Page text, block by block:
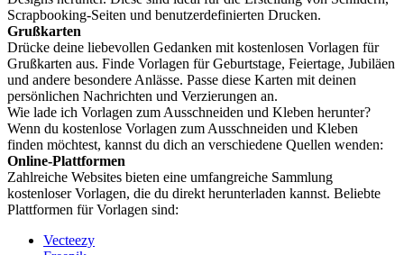
Scrapbooking-Seiten und benutzerdefinierten Drucken.
Grußkarten
Drücke deine liebevollen Gedanken mit kostenlosen Vorlagen für
Grußkarten aus. Finde Vorlagen für Geburtstage, Feiertage, Jubiläen
und andere besondere Anlässe. Passe diese Karten mit deinen
persönlichen Nachrichten und Verzierungen an.
Wie lade ich Vorlagen zum Ausschneiden und Kleben herunter?
Wenn du kostenlose Vorlagen zum Ausschneiden und Kleben
finden möchtest, kannst du dich an verschiedene Quellen wenden:
Online-Plattformen
Zahlreiche Websites bieten eine umfangreiche Sammlung
kostenloser Vorlagen, die du direkt herunterladen kannst. Beliebte
Plattformen für Vorlagen sind:
Vecteezy